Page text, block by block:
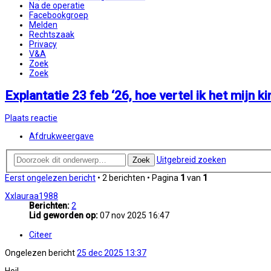
Na de operatie
Facebookgroep
Melden
Rechtszaak
Privacy
V&A
Zoek
Zoek
Explantatie 23 feb ‘26, hoe vertel ik het mijn
Plaats reactie
Afdrukweergave
Zoek
Uitgebreid zoeken
Eerst ongelezen bericht • 2 berichten • Pagina 1 van 1
Xxlauraa1988
Berichten:2
Lid geworden op:07 nov 2025 16:47
Citeer
Ongelezen bericht25 dec 2025 13:37